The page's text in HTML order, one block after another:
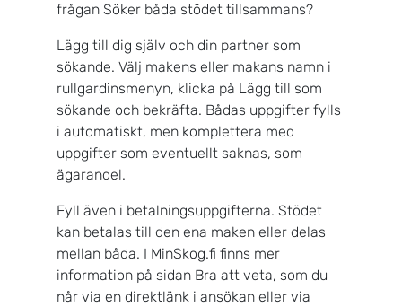
frågan Söker båda stödet tillsammans?
Lägg till dig själv och din partner som
sökande. Välj makens eller makans namn i
rullgardinsmenyn, klicka på Lägg till som
sökande och bekräfta. Bådas uppgifter fylls
i automatiskt, men komplettera med
uppgifter som eventuellt saknas, som
ägarandel.
Fyll även i betalningsuppgifterna. Stödet
kan betalas till den ena maken eller delas
mellan båda. I MinSkog.fi finns mer
information på sidan Bra att veta, som du
når via en direktlänk i ansökan eller via